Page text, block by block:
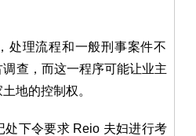
处理流程和一般刑事案件不
查，而这一程序可能让业主
地的控制权。
处下令要求 Reio 夫妇进行考